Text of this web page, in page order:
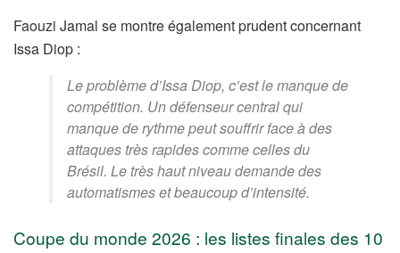
Faouzi Jamal se montre également prudent concernant
Issa Diop :
Le problème d’Issa Diop, c’est le manque de
compétition. Un défenseur central qui
manque de rythme peut souffrir face à des
attaques très rapides comme celles du
Brésil. Le très haut niveau demande des
automatismes et beaucoup d’intensité.
Coupe du monde 2026 : les listes finales des 10